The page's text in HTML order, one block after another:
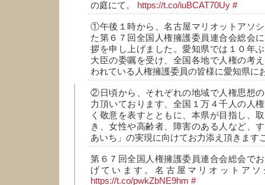
の庭にて。
https://t.co/iuBCAT70Uy #
①午後１時から、名古屋マリオットアソ
た第６７回全国人権擁護委員連合会総会
拶を申し上げました。愛知県では１０年
大臣の委嘱を受け、全国各地で人権の考
われている人権擁護委員の皆様に愛知県に
②日頃から、それぞれの地域で人権思想
力頂いております、全国１万４千人の人
く敬意を表すとともに、本県が目指し、
き、女性や高齢者、障害のある人など、
あいち」の実現に向けてお力添え頂きます
第６７回全国人権擁護委員連合会総会で
げています。名古屋マリオットア
https://t.co/pwkZbNE9hm #